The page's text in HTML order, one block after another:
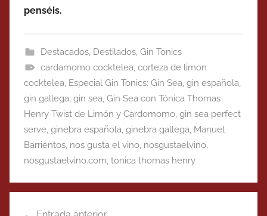
penséis.
Destacados, Destilados, Gin Tonics
cardamomo cocktelea, corteza de limon
cocktelea, Especial Gin Tonics: Gin Sea, gin española,
gin gallega, gin sea, Gin Sea con Tónica Thomas
Henry Twist de Limón y Cardomomo, gin sea perfect
serve, ginebra española, ginebra gallega, Manuel
Barrientos, nos gusta el vino, nosgustaelvino,
nosgustaelvino.com, tonica thomas henry